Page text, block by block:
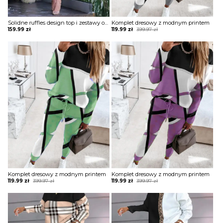
159.99 zł
Komplet dresowy z modnym printem
399.97zł
Original
was:
399.97 zł.
119.99 zł
Current
is:
119.99 zł.
Komplet dresowy z modnym printem
399.97zł
Original
was:
399.97 zł.
119.99 zł
Current
is:
119.99 zł.
Komplet dresowy z modnym printem
399.97zł
Original
was:
399.97 zł.
119.99 zł
Current
is:
119.99 zł.